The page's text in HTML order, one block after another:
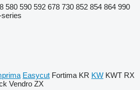
580 590 592 678 730 852 854 864 990
series
Easycut Fortima KR KW KWT RX
Vendro ZX